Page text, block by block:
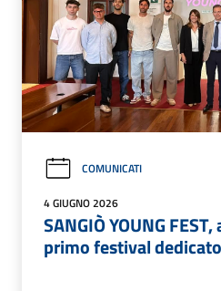
COMUNICATI
4 GIUGNO 2026
SANGIÒ YOUNG
primo festival